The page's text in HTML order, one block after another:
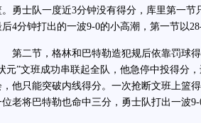
。勇士队一度近3分钟没有得分，库里第一
后4分钟打出的一波9-0的小高潮，第一节以
二节，格林和巴特勒造犯规后依靠罚球得
元”文班成功串联起全队，他急停中投得分
，他只能突破内线得分。一次抢断文班上篮
位老将巴特勒也命中三分，勇士队打出一波